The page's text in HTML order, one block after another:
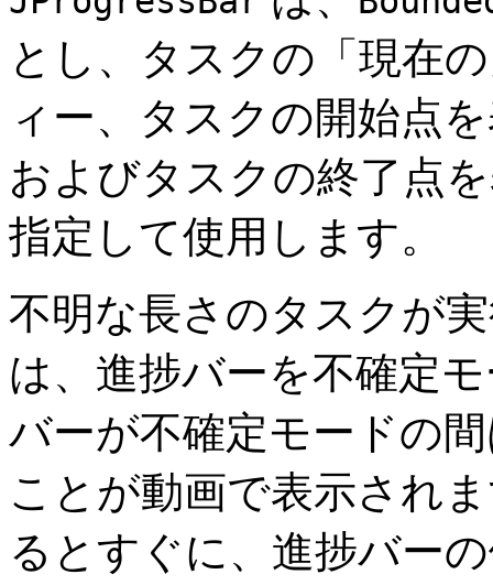
とし、タスクの「現在
ィー、タスクの開始点
およびタスクの終了点
指定して使用します。
不明な長さのタスクが
は、進捗バーを不確定
バーが不確定モードの
ことが動画で表示され
るとすぐに、進捗バー